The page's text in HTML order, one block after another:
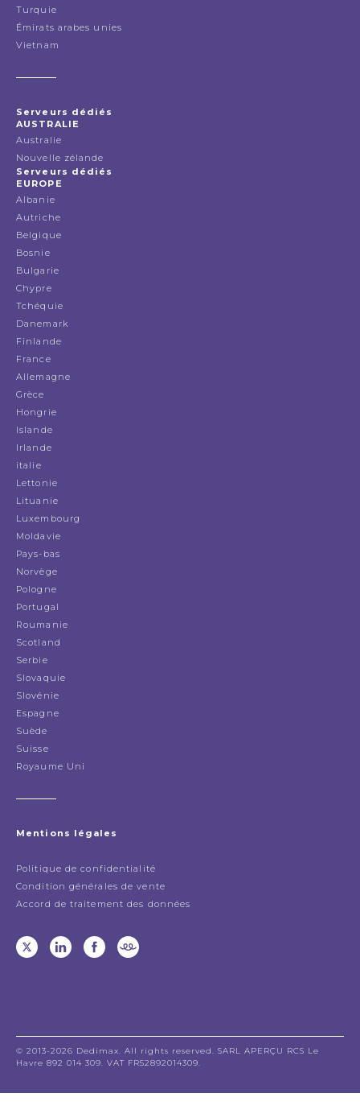
Turquie
Émirats arabes unies
Vietnam
Serveurs dédiés
AUSTRALIE
Australie
Nouvelle zélande
Serveurs dédiés
EUROPE
Albanie
Autriche
Belgique
Bosnie
Bulgarie
Chypre
Tchéquie
Danemark
Finlande
France
Allemagne
Grèce
Hongrie
Islande
Irlande
italie
Lettonie
Lituanie
Luxembourg
Moldavie
Pays-bas
Norvège
Pologne
Portugal
Roumanie
Scotland
Serbie
Slovaquie
Slovénie
Espagne
Suède
Suisse
Royaume Uni
Mentions légales
Politique de confidentialité
Condition générales de vente
Accord de traitement des données
© 2013-2026 Dedimax. All rights reserved. SARL APERÇU RCS Le
Havre 892 014 309. VAT FR52892014309.